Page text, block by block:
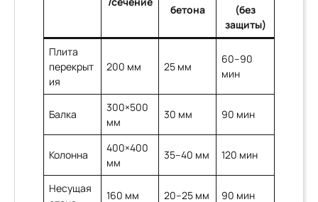
бетона
(без
защиты)
Плита
перекрыт
ия
200 мм 25 мм
60–90
мин
Балка
300×500
мм
30 мм 90 мин
Колонна
400×400
мм
35–40 мм 120 мин
Несущая
160 мм 20–25 мм 90 мин